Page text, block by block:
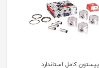
پیستون کامل استاندارد